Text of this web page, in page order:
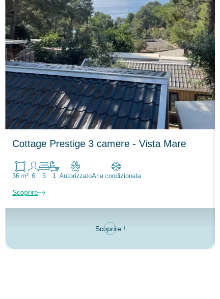
Cottage Prestige 3 camere - Vista Mare
36 m² 6 3 1 AutorizzatoAria condizionata
Scoprire
Scoprire !